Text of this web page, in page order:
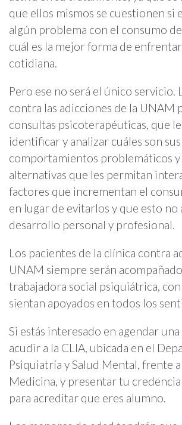
que ellos mismos se cuestionen si
algún problema con el consumo
cuál es la mejor forma de
cotidiana.
Pero ese no será el único servicio.
contra las adicciones de la UNAM
consultas psicoterapéuticas, que
identificar y analizar cuáles son sus
comportamientos problemáticos
alternativas que les permitan
factores que incrementan el
en lugar de evitarlos y que esto no
desarrollo personal y profesional.
Los pacientes de la clínica contra
UNAM siempre serán
trabajadora social psiquiátrica,
sientan apoyados en todos los
Si estás interesado en agendar
acudir a la CLIA, ubicada en el
Psiquiatría y Salud Mental, frente
Medicina, y presentar tu
para acreditar que eres alumno.